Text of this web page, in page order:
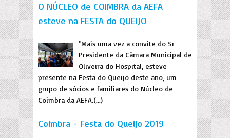
O NÚCLEO de COIMBRA da AEFA
esteve na FESTA do QUEIJO
"Mais uma vez a convite do Sr
Presidente da Câmara Municipal de
Oliveira do Hospital, esteve
presente na Festa do Queijo deste ano, um
grupo de sócios e familiares do Núcleo de
Coimbra da AEFA.(...)
Coimbra - Festa do Queijo 2019